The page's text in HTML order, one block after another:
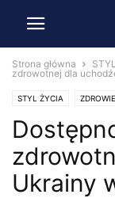
Strona główna
zdrowotnej dla
STYL ŻYCIA ZDROWIE
Ukrainy